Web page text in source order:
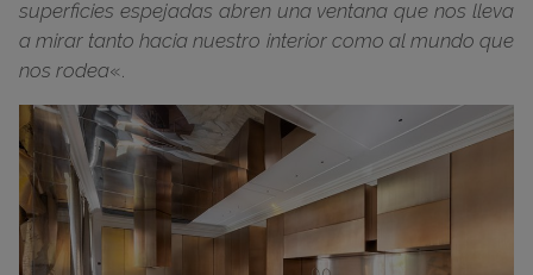
superficies espejadas abren una ventana que nos lleva
a mirar tanto hacia nuestro interior como al mundo que
nos rodea«.